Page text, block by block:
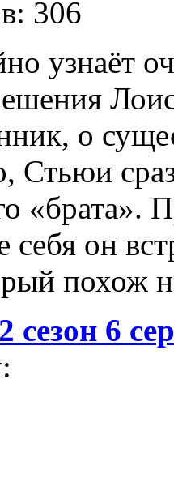
306
узнаёт
о
Стьюи
«брата».
он
похож
сезон 6